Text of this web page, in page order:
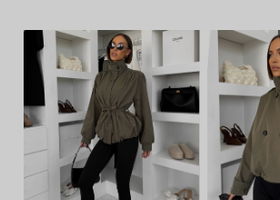
n
p
r
o
p
i
s
p